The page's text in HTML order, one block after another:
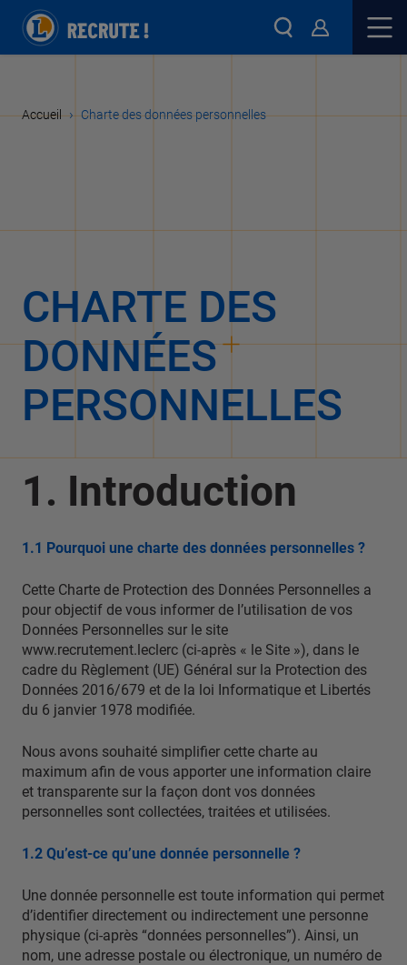
Accueil › Charte des données personnelles
CHARTE DES
DONNÉES
PERSONNELLES
1. Introduction
1.1 Pourquoi une charte des données personnelles ?
Cette Charte de Protection des Données Personnelles a
pour objectif de vous informer de l’utilisation de vos
Données Personnelles sur le site
www.recrutement.leclerc (ci-après « le Site »), dans le
cadre du Règlement (UE) Général sur la Protection des
Données 2016/679 et de la loi Informatique et Libertés
du 6 janvier 1978 modifiée.
Nous avons souhaité simplifier cette charte au
maximum afin de vous apporter une information claire
et transparente sur la façon dont vos données
personnelles sont collectées, traitées et utilisées.
1.2 Qu’est-ce qu’une donnée personnelle ?
Une donnée personnelle est toute information qui permet
d’identifier directement ou indirectement une personne
physique (ci-après “données personnelles”). Ainsi, un
nom, une adresse postale ou électronique, un numéro de